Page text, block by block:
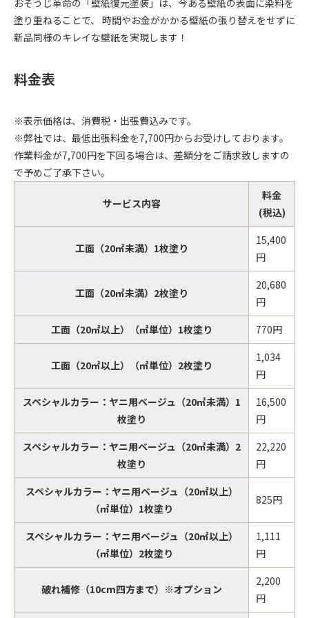
おそうじ革命の「壁紙復元塗装」は、今ある壁紙の表面に染料を
塗り重ねることで、 時間やお金がかかる壁紙の張り替えをせずに
新品同様のキレイな壁紙を実現します！
料金表
※表示価格は、消費税・出張費込みです。
※弊社では、最低出張料金を7,700円からお受けしております。
作業料金が7,700円を下回る場合は、差額分をご請求致しますの
で予めご了承下さい。
サービス内容
料金
(税込)
工面（20㎡未満）1枚塗り
15,400
円
工面（20㎡未満）2枚塗り
20,680
円
工面（20㎡以上）（㎡単位）1枚塗り
770円
工面（20㎡以上）（㎡単位）2枚塗り
1,034
円
スペシャルカラー：ヤニ用ベージュ（20㎡未満）1
枚塗り
16,500
円
スペシャルカラー：ヤニ用ベージュ（20㎡未満）2
枚塗り
22,220
円
スペシャルカラー：ヤニ用ベージュ（20㎡以上）
（㎡単位）1枚塗り
825円
スペシャルカラー：ヤニ用ベージュ（20㎡以上）
（㎡単位）2枚塗り
1,111
円
破れ補修（10cm四方まで）※オプション
2,200
円